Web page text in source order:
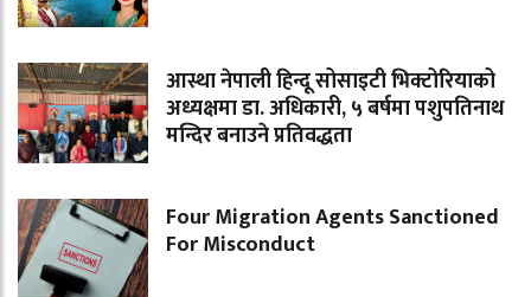
आस्था नेपाली हिन्दू सोसाइटी भिक्टोरियाको
अध्यक्षमा डा. अधिकारी, ५ बर्षमा पशुपतिनाथ
मन्दिर बनाउने प्रतिवद्धता
Four Migration Agents Sanctioned
For Misconduct